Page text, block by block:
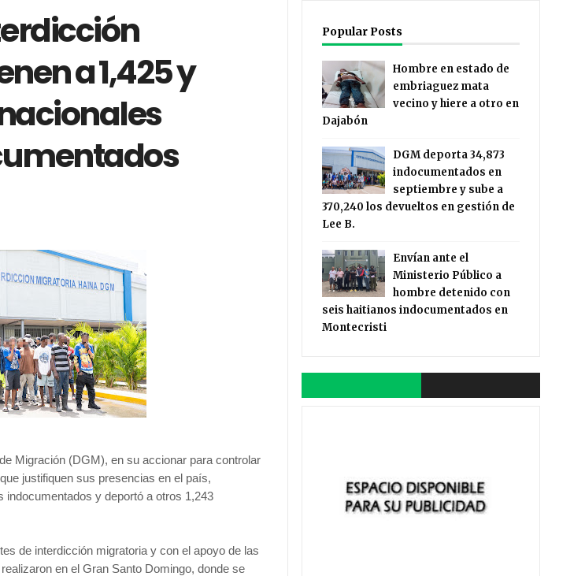
a 1,425 y
Migración (DGM), en su accionar para controlar
justifiquen sus presencias en el país,
indocumentados y deportó a otros 1,243
de interdicción migratoria y con el apoyo de las
en el Gran Santo Domingo, donde se
Popular Posts
Hombre en estado de
embriaguez mata
vecino y hiere a otro en
Dajabón
DGM deporta 34,873
indocumentados en
septiembre y sube a
370,240 los devueltos en gestión de
Lee B.
Envían ante el
Ministerio Público a
hombre detenido con
seis haitianos indocumentados en
Montecristi